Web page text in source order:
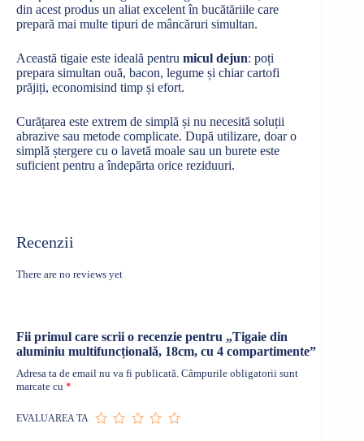
din acest produs un aliat excelent în bucătăriile care
prepară mai multe tipuri de mâncăruri simultan.
Această tigaie este ideală pentru micul dejun: poți
prepara simultan ouă, bacon, legume și chiar cartofi
prăjiți, economisind timp și efort.
Curățarea este extrem de simplă și nu necesită soluții
abrazive sau metode complicate. După utilizare, doar o
simplă ștergere cu o lavetă moale sau un burete este
suficient pentru a îndepărta orice reziduuri.
Recenzii
There are no reviews yet
Fii primul care scrii o recenzie pentru „Tigaie din
aluminiu multifuncțională, 18cm, cu 4 compartimente”
Adresa ta de email nu va fi publicată. Câmpurile obligatorii sunt
marcate cu *
EVALUAREA TA